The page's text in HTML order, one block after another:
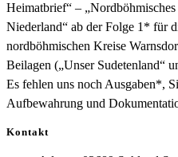
Heimatbrief“ –
Niederland“ ab der Folge 1* für
nordböhmischen Kreise
Beilagen („Unser Sudetenland“
Es fehlen uns noch Ausgaben*,
Aufbewahrung und
Kontakt